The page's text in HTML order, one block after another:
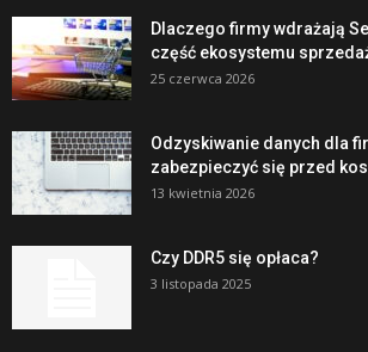
Dlaczego firmy wdrażają
część ekosystemu
25 czerwca 2026
Odzyskiwanie danych dla
zabezpieczyć się przed
13 kwietnia 2026
Czy DDR5 się opłaca?
3 listopada 2025